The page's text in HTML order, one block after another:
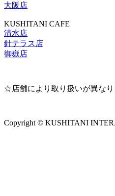
大阪店
KUSHITANI CAFE
清水店
針テラス店
御嶽店
☆店舗により取り扱いが異なり
Copyright © KUSHITANI